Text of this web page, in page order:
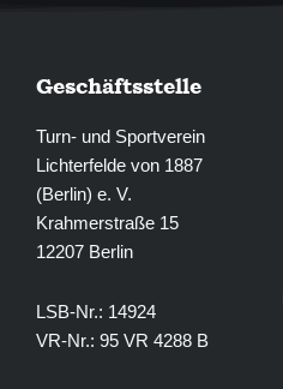
Geschäftsstelle
Turn- und Sportverein
Lichterfelde von 1887
(Berlin) e. V.
Krahmerstraße 15
12207 Berlin
LSB-Nr.: 14924
VR-Nr.: 95 VR 4288 B